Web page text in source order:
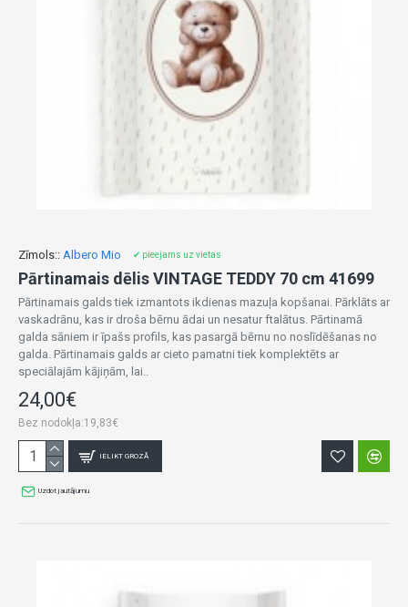
Zīmols:: Albero Mio ✔ pieejams uz vietas
Pārtinamais dēlis VINTAGE TEDDY 70 cm 41699
Pārtinamais galds tiek izmantots ikdienas mazuļa kopšanai. Pārklāts ar
vaskadrānu, kas ir droša bērnu ādai un nesatur ftalātus. Pārtinamā
galda sāniem ir īpašs profils, kas pasargā bērnu no noslīdēšanas no
galda. Pārtinamais galds ar cieto pamatni tiek komplektēts ar
speciālajām kājiņām, lai..
24,00€
Bez nodokļa:19,83€
IELIKT GROZĀ
Uzdot jautājumu